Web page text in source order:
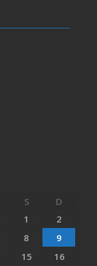
S
D
1
2
8
9
15
16